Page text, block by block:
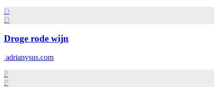
D
D
Droge rode wijn
adrianysus.com
P
P